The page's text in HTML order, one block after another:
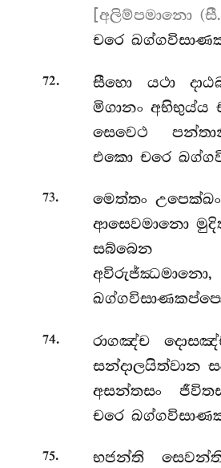
[අලිම්පමානො
චරෙ
72.
සීහො යථා
මිගානං අභිභුය්ය
සෙවෙථ
එකො චරෙ
73.
මෙත්තං
ආසෙවමානො
සබ්බෙන
74. රාගඤ්ච
සන්දාලයිත්වාන
අසන්තසං
චරෙ
75.
භජන්ති